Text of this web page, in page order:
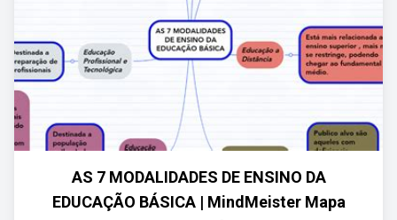
AS 7 MODALIDADES DE ENSINO DA
EDUCAÇÃO BÁSICA | MindMeister Mapa